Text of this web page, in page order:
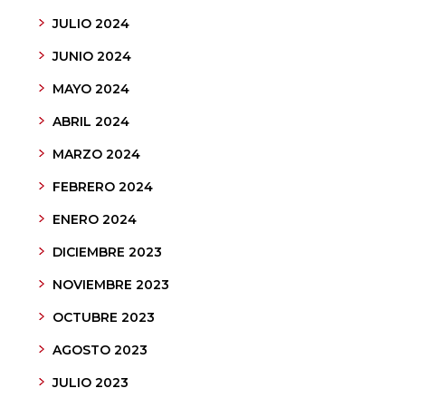
JULIO 2024
JUNIO 2024
MAYO 2024
ABRIL 2024
MARZO 2024
FEBRERO 2024
ENERO 2024
DICIEMBRE 2023
NOVIEMBRE 2023
OCTUBRE 2023
AGOSTO 2023
JULIO 2023